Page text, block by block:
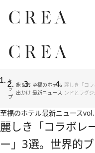
ト
ッ
プ
旅＆お
出かけ
至福のホテル
最新ニュース
麗しき「コ
ンドとラグ
至福のホテル最新ニュース
麗しき「コラボレ
ー」3選。世界的